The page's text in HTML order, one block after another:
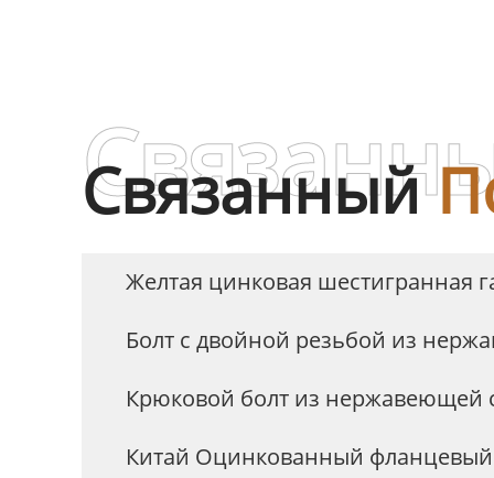
Связанный
Желтая цинковая шестигранная
Болт с двойной резьбой из
Крюковой болт из нержавеющей
Китай Оцинкованный фланцевый